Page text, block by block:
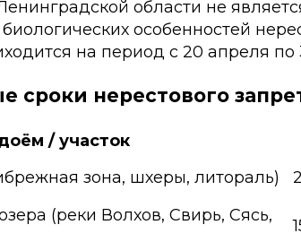
области не
биологических особенностей
на период с 20 апреля
сроки нерестового
/ участок
зона, шхеры, литораль)
(реки Волхов, Свирь, Сясь,